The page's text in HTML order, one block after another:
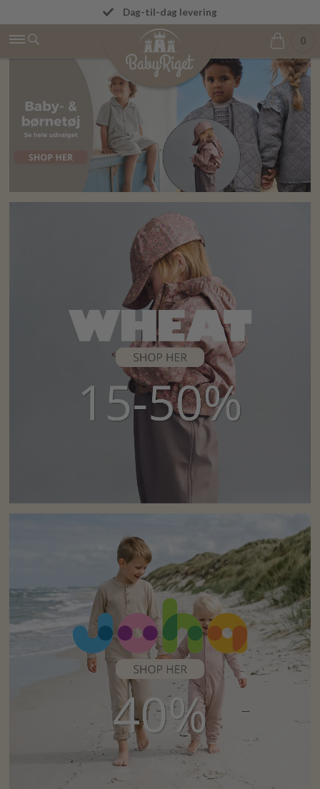
Dag-til-dag levering
Fri fragt fra 499 kr.
0